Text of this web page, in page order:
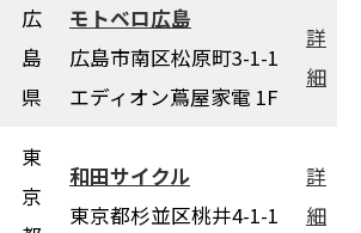
広
島
県
モトベロ広島
広島市南区松原町3-1-1
エディオン蔦屋家電 1F
詳
細
東
京
和田サイクル
東京都杉並区桃井4-1-1
詳
細